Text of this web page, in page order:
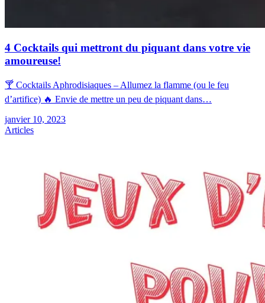
4 Cocktails qui mettront du piquant dans votre vie
amoureuse!
🍸 Cocktails Aphrodisiaques – Allumez la flamme (ou le feu
d’artifice) 🔥 Envie de mettre un peu de piquant dans…
janvier 10, 2023
Articles